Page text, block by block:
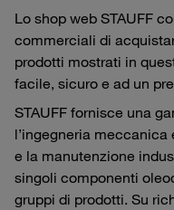
Lo shop web STAUFF
commerciali di
prodotti mostrati in
facile, sicuro e ad un
STAUFF fornisce una
l’ingegneria meccanica
e la manutenzione
singoli componenti
gruppi di prodotti. Su